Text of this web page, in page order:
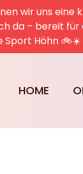
wir uns
da – bereit
Sport Höhn 🚲☀️
HOME